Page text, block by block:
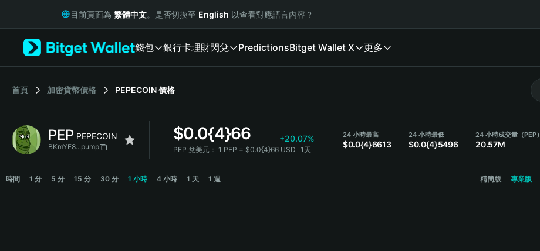
Русский
Italiano
简体中文
繁體中文
Bahasa Indonesia
目前頁面為 繁體中文。是否切換至 English 以查看對應語言內容？
錢包 銀行卡理財閃兌 PredictionsBitget Wallet X 更多
首頁 加密貨幣價格 PEPECOIN價格
PEP PEPECOIN
BKmYE8...pump
$0.0{4}66 +20.07%
PEP 兌美元： 1 PEP = $0.0{4}66 USD 1天
24 小時最高
$0.0{4}6613
24 小時最低
$0.0{4}5496
24 小時成交量（PEP）
20.57M
PEP Price Chart
時間 1 分 5 分 15 分 30 分 1 小時 4 小時 1 天 1 週 精簡版 專業版